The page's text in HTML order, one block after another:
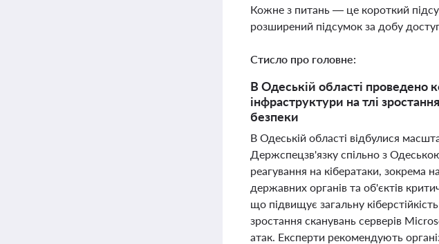
Кожне з питань — це короткий
розширений підсумок за добу
Стисло про головне:
В Одеській області проведено
інфраструктури на тлі
безпеки
В Одеській області відбулися
Держспецзв'язку спільно з
реагування на кібератаки, зокрема
державних органів та об'єктів
що підвищує загальну
зростання сканувань серверів
атак. Експерти рекомендують